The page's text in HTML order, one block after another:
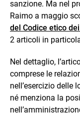
sanzione. Ma nel
Raimo a maggio
del Codice etico
2 articoli in
Nel dettaglio,
comprese le
nell’esercizio delle
né menziona la